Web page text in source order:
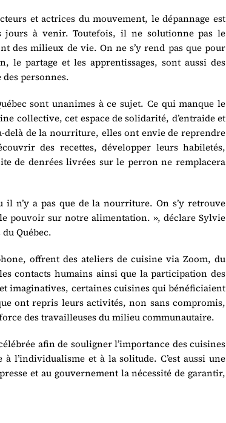
et actrices du mouvement, le dépannage est
jours à venir. Toutefois, il ne solutionne pas le
des milieux de vie. On ne s’y rend pas que pour
partage et les apprentissages, sont aussi des
personnes.
sont unanimes à ce sujet. Ce qui manque le
collective, cet espace de solidarité, d’entraide et
de la nourriture, elles ont envie de reprendre
des recettes, développer leurs habiletés,
de denrées livrées sur le perron ne remplacera
il n’y a pas que de la nourriture. On s’y retrouve
pouvoir sur notre alimentation. », déclare Sylvie
Québec.
offrent des ateliers de cuisine via Zoom, du
contacts humains ainsi que la participation des
imaginatives, certaines cuisines qui bénéficiaient
ont repris leurs activités, non sans compromis,
des travailleuses du milieu communautaire.
afin de souligner l’importance des cuisines
l’individualisme et à la solitude. C’est aussi une
et au gouvernement la nécessité de garantir,